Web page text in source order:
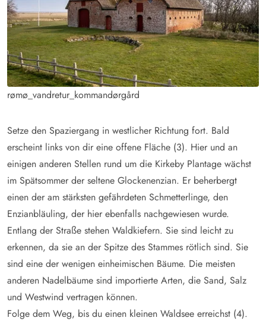
rømø_vandretur_kommandørgård
Setze den Spaziergang in westlicher Richtung fort. Bald
erscheint links von dir eine offene Fläche (3). Hier und an
einigen anderen Stellen rund um die Kirkeby Plantage wächst
im Spätsommer der seltene Glockenenzian. Er beherbergt
einen der am stärksten gefährdeten Schmetterlinge, den
Enzianbläuling, der hier ebenfalls nachgewiesen wurde.
Entlang der Straße stehen Waldkiefern. Sie sind leicht zu
erkennen, da sie an der Spitze des Stammes rötlich sind. Sie
sind eine der wenigen einheimischen Bäume. Die meisten
anderen Nadelbäume sind importierte Arten, die Sand, Salz
und Westwind vertragen können.
Folge dem Weg, bis du einen kleinen Waldsee erreichst (4).